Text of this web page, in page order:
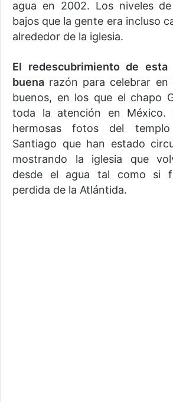
agua en 2002. Los niveles
bajos que la gente era incluso
alrededor de la iglesia.
El redescubrimiento de esta
buena razón para celebrar
buenos, en los que el chapo
toda la atención en México.
hermosas fotos del
Santiago que han estado
mostrando la iglesia que
desde el agua tal como si
perdida de la Atlántida.